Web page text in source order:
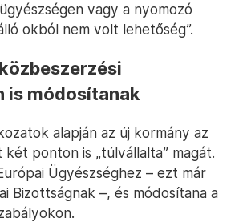
vagy a nyomozó
okból nem volt lehetőség”.
is módosítanak
alapján az új kormány az
ponton is „túlvállalta” magát.
Ügyészséghez – ezt már
Bizottságnak –, és módosítana a